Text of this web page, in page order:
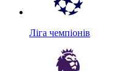
Ліга чемпіонів